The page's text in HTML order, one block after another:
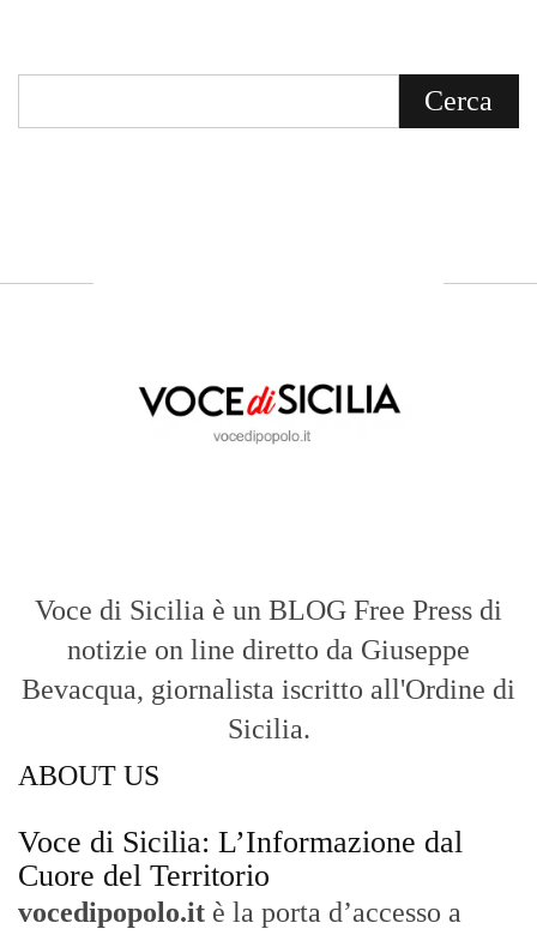
Voce di Sicilia è un BLOG Free Press di
notizie on line diretto da Giuseppe
Bevacqua, giornalista iscritto all'Ordine di
Sicilia.
ABOUT US
Voce di Sicilia: L’Informazione dal
Cuore del Territorio
vocedipopolo.it è la porta d’accesso a